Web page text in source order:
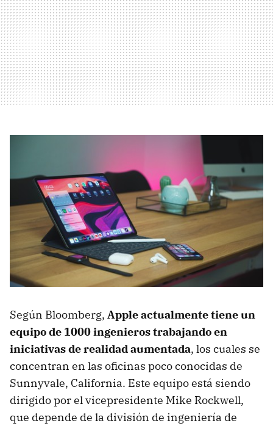
Según Bloomberg, Apple actualmente tiene un
equipo de 1000 ingenieros trabajando en
iniciativas de realidad aumentada, los cuales se
concentran en las oficinas poco conocidas de
Sunnyvale, California. Este equipo está siendo
dirigido por el vicepresidente Mike Rockwell,
que depende de la división de ingeniería de